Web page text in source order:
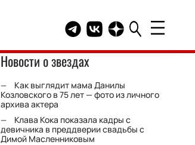
Telegram канал HELLO
Группа HELLO
Канал HELLO в
Новости о звездах
Как выглядит мама Данилы
Козловского в 75 лет — фото из личного
архива актера
Клава Кока показала кадры с
девичника в преддверии свадьбы с
Димой Масленниковым